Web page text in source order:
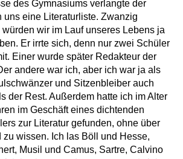
des Gymnasiums verlangte der
uns eine Literaturliste. Zwanzig
würden wir im Lauf unseres Lebens ja
Er irrte sich, denn nur zwei Schüler
Einer wurde später Redakteur der
andere war ich, aber ich war ja als
und Sitzenbleiber auch
der Rest. Außerdem hatte ich im Alter
im Geschäft eines dichtenden
zur Literatur gefunden, ohne über
zu wissen. Ich las Böll und Hesse,
Musil und Camus, Sartre, Calvino